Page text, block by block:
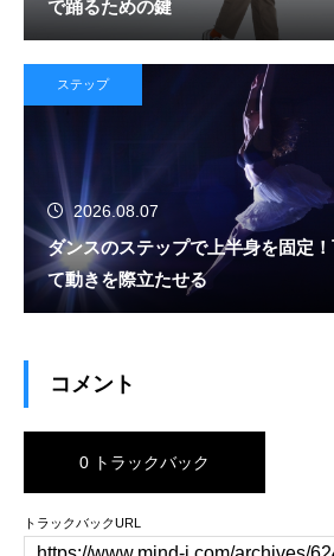
で踊るための鍵
ステップ
2026.08.07
ダンスのステップで上半身を固定
て動きを際立たせる
コメント
0 トラックバック
トラックバックURL